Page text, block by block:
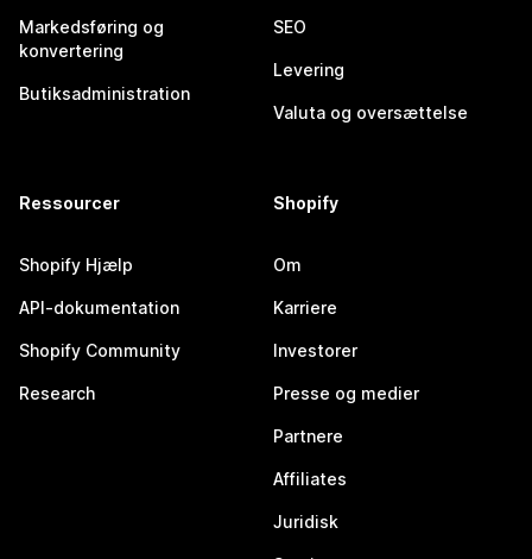
Markedsføring og
konvertering
Butiksadministration
SEO
Levering
Valuta og oversættelse
Ressourcer
Shopify Hjælp
API-dokumentation
Shopify Community
Research
Shopify
Om
Karriere
Investorer
Presse og medier
Partnere
Affiliates
Juridisk